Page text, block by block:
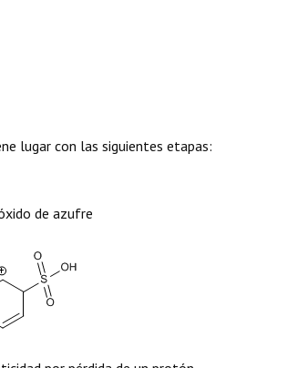
lugar con las siguientes etapas:
de azufre